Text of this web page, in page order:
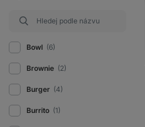
Bowl (6)
Brownie (2)
Burger (4)
Burrito (1)